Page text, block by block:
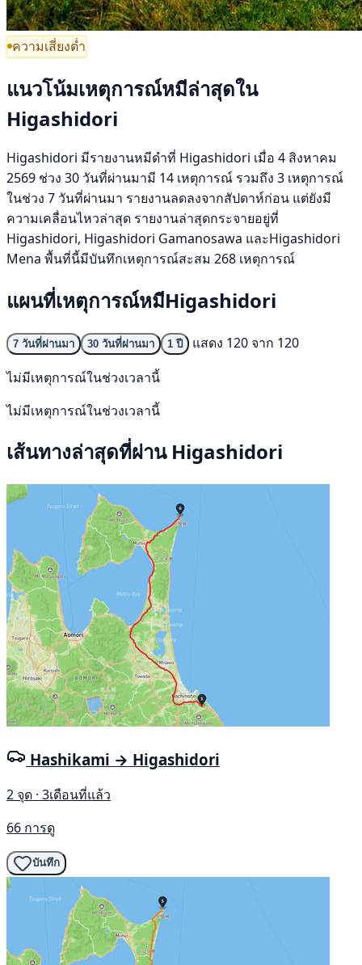
ความเสี่ยงต่ำ
แนวโน้มเหตุการณ์หมีล่าสุดใน
Higashidori
Higashidori มีรายงานหมีดำที่ Higashidori เมื่อ 4 สิงหาคม
2569 ช่วง 30 วันที่ผ่านมามี 14 เหตุการณ์ รวมถึง 3 เหตุการณ์
ในช่วง 7 วันที่ผ่านมา รายงานลดลงจากสัปดาห์ก่อน แต่ยังมี
ความเคลื่อนไหวล่าสุด รายงานล่าสุดกระจายอยู่ที่
Higashidori, Higashidori Gamanosawa และHigashidori
Mena พื้นที่นี้มีบันทึกเหตุการณ์สะสม 268 เหตุการณ์
แผนที่เหตุการณ์หมีHigashidori
7 วันที่ผ่านมา 30 วันที่ผ่านมา 1 ปี
แสดง 120 จาก 120
ไม่มีเหตุการณ์ในช่วงเวลานี้
ไม่มีเหตุการณ์ในช่วงเวลานี้
เส้นทางล่าสุดที่ผ่าน Higashidori
Hashikami → Higashidori
2 จุด · 3เดือนที่แล้ว
66 การดู
บันทึก